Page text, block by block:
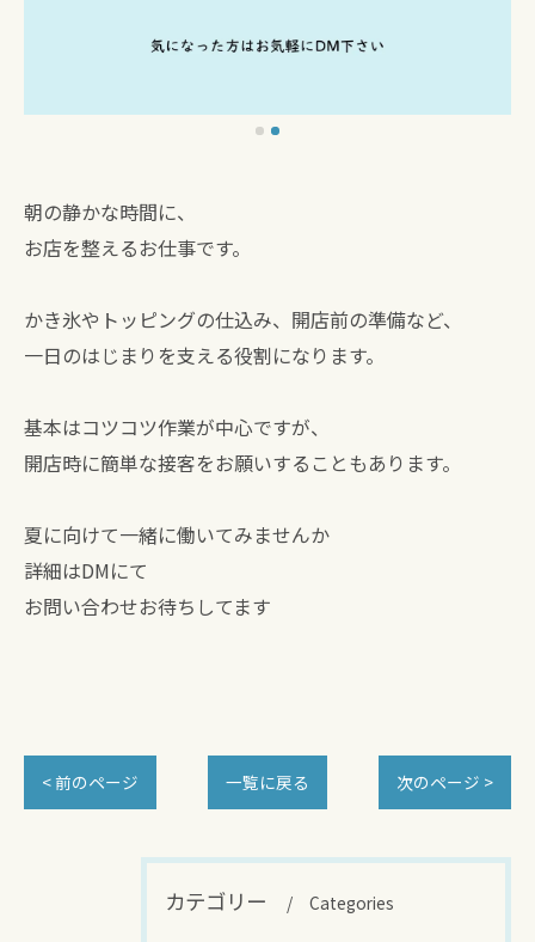
朝の静かな時間に、
お店を整えるお仕事です。
かき氷やトッピングの仕込み、開店前の準備など、
一日のはじまりを支える役割になります。
基本はコツコツ作業が中心ですが、
開店時に簡単な接客をお願いすることもあります。
夏に向けて一緒に働いてみませんか
詳細はDMにて
お問い合わせお待ちしてます
< 前のページ 一覧に戻る 次のページ >
カテゴリー Categories